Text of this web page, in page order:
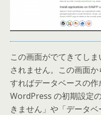
この画面がでてきてし
されません。この画面
すればデータベースの作
WordPress の初期設定
きません」や「データ